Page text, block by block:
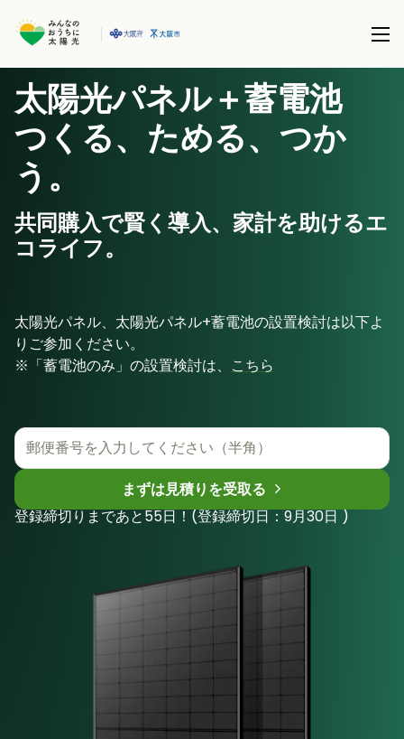
本事業について
共同購入事業とは
事務局について
全国で実施している共同購入事業
製品を選択する
太陽光パネル / 太陽光パネル＋蓄電池
蓄電池 (パネル設置済の方)
ブログ
太陽光パネル＋蓄電池
つくる、ためる、つか
う。
共同購入で賢く導入、家計を助けるエ
コライフ。
太陽光パネル、太陽光パネル+蓄電池の設置検討は以下よ
りご参加ください。
※「蓄電池のみ」の設置検討は、 こちら
まずは見積りを受取る
登録締切りまであと55日！(登録締切日：9月30日 )